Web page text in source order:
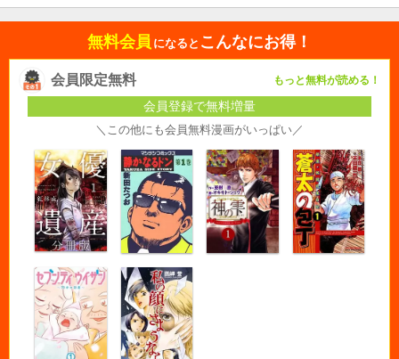
無料会員 になると こんなにお得！
会員限定無料 もっと無料が読める！
会員登録で無料増量
＼この他にも会員無料漫画がいっぱい／